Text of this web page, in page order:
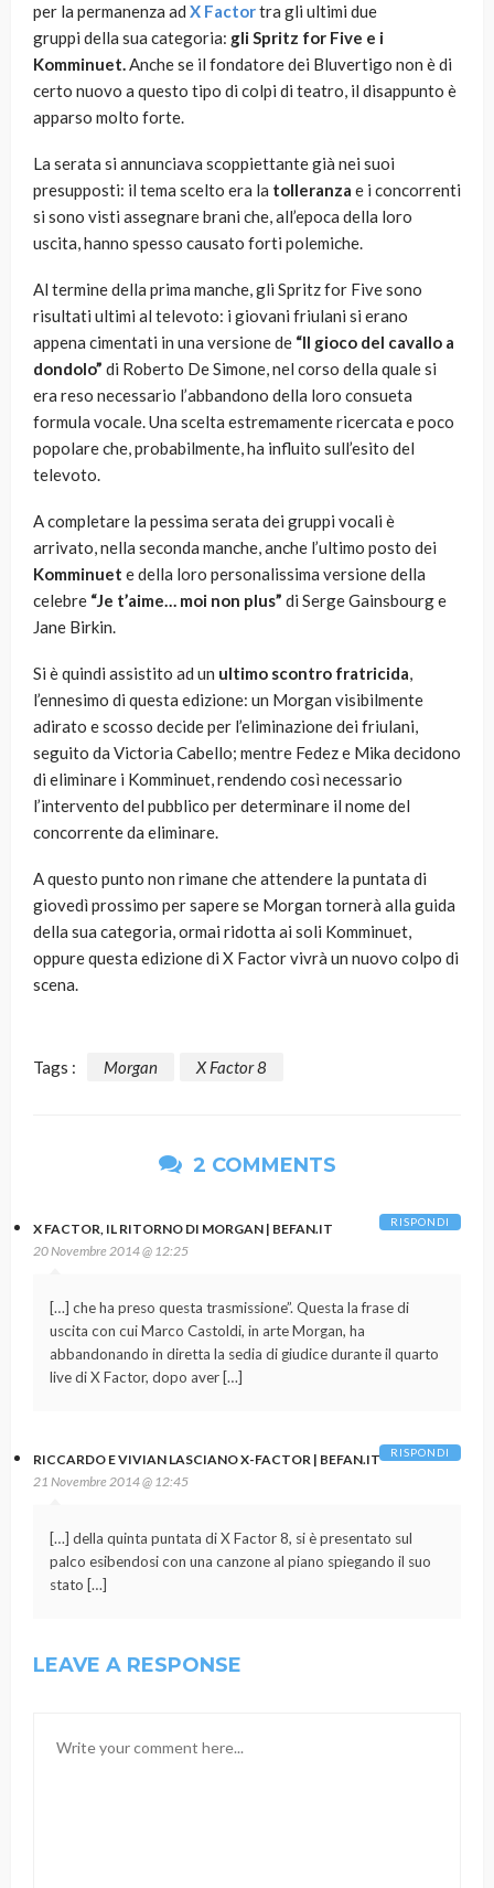
per la permanenza ad X Factortra gli ultimi due
gruppi della sua categoria: gli Spritz for Five e i
Komminuet.Anche se il fondatore dei Bluvertigo non è di
certo nuovo a questo tipo di colpi di teatro, il disappunto è
apparso molto forte.
La serata si annunciava scoppiettante già nei suoi
presupposti: il tema scelto era la tolleranza e i concorrenti
si sono visti assegnare brani che, all’epoca della loro
uscita, hanno spesso causato forti polemiche.
Al termine della prima manche, gli Spritz for Five sono
risultati ultimi al televoto: i giovani friulani si erano
appena cimentati in una versione de “Il gioco del cavallo a
dondolo” di Roberto De Simone, nel corso della quale si
era reso necessario l’abbandono della loro consueta
formula vocale. Una scelta estremamente ricercata e poco
popolare che, probabilmente, ha influito sull’esito del
televoto.
A completare la pessima serata dei gruppi vocali è
arrivato, nella seconda manche, anche l’ultimo posto dei
Komminuet e della loro personalissima versione della
celebre “Je t’aime… moi non plus” di Serge Gainsbourg e
Jane Birkin.
Si è quindi assistito ad un ultimo scontro fratricida,
l’ennesimo di questa edizione: un Morgan visibilmente
adirato e scosso decide per l’eliminazione dei friulani,
seguito da Victoria Cabello; mentre Fedez e Mika decidono
di eliminare i Komminuet, rendendo così necessario
l’intervento del pubblico per determinare il nome del
concorrente da eliminare.
A questo punto non rimane che attendere la puntata di
giovedì prossimo per sapere se Morgan tornerà alla guida
della sua categoria, ormai ridotta ai soli Komminuet,
oppure questa edizione di X Factor vivrà un nuovo colpo di
scena.
Tags : Morgan X Factor 8
2 COMMENTS
X FACTOR, IL RITORNO DI MORGAN | BEFAN.IT
20 Novembre 2014 @ 12:25
[…] che ha preso questa trasmissione”. Questa la frase di
uscita con cui Marco Castoldi, in arte Morgan, ha
abbandonando in diretta la sedia di giudice durante il quarto
live di X Factor, dopo aver […]
RISPONDI
RICCARDO E VIVIAN LASCIANO X-FACTOR | BEFAN.IT
21 Novembre 2014 @ 12:45
[…] della quinta puntata di X Factor 8, si è presentato sul
palco esibendosi con una canzone al piano spiegando il suo
stato […]
RISPONDI
LEAVE A RESPONSE